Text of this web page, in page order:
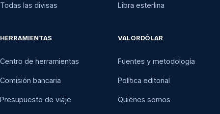
Todas las divisas Libra esterlina
HERRAMIENTAS
Centro de herramientas
Comisión bancaria
Presupuesto de viaje
VALORDÓLAR
Fuentes y metodología
Política editorial
Quiénes somos